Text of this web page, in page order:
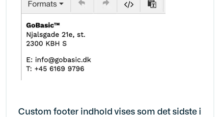
Custom footer indhold vises som det sidste i